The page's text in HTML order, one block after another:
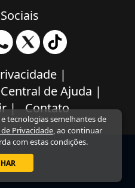
tecnologias semelhantes de
Privacidade, ao continuar
com estas condições.
|
Central de Ajuda |
| Contato